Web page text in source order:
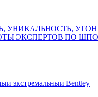
УНИКАЛЬНОСТЬ,
ЭКСПЕРТОВ ПО
экстремальный Bentley